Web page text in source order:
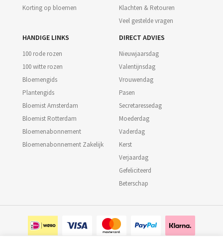
Korting op bloemen
Klachten & Retouren
Veel gestelde vragen
HANDIGE LINKS
100 rode rozen
100 witte rozen
Bloemengids
Plantengids
Bloemist Amsterdam
Bloemist Rotterdam
Bloemenabonnement
Bloemenabonnement Zakelijk
DIRECT ADVIES
Nieuwjaarsdag
Valentijnsdag
Vrouwendag
Pasen
Secretaressedag
Moederdag
Vaderdag
Kerst
Verjaardag
Gefeliciteerd
Beterschap